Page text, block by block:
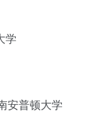
学
安普顿大学